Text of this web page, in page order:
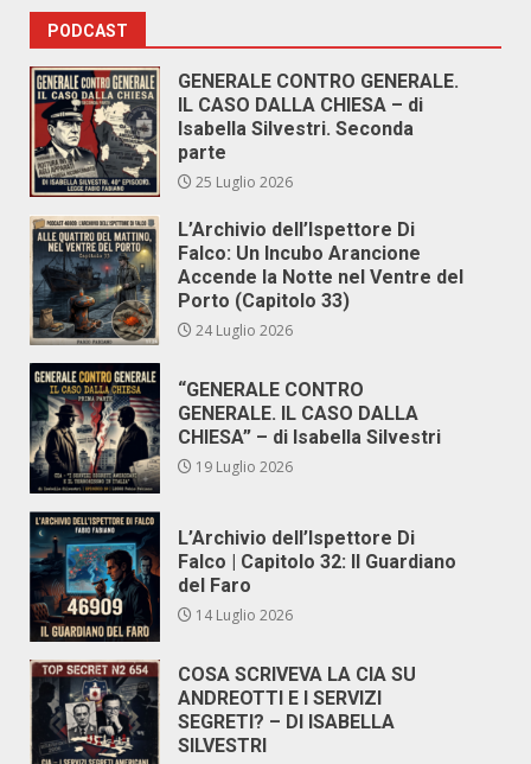
PODCAST
GENERALE CONTRO GENERALE.
IL CASO DALLA CHIESA – di
Isabella Silvestri. Seconda
parte
25 Luglio 2026
L’Archivio dell’Ispettore Di
Falco: Un Incubo Arancione
Accende la Notte nel Ventre del
Porto (Capitolo 33)
24 Luglio 2026
“GENERALE CONTRO
GENERALE. IL CASO DALLA
CHIESA” – di Isabella Silvestri
19 Luglio 2026
L’Archivio dell’Ispettore Di
Falco | Capitolo 32: Il Guardiano
del Faro
14 Luglio 2026
COSA SCRIVEVA LA CIA SU
ANDREOTTI E I SERVIZI
SEGRETI? – DI ISABELLA
SILVESTRI